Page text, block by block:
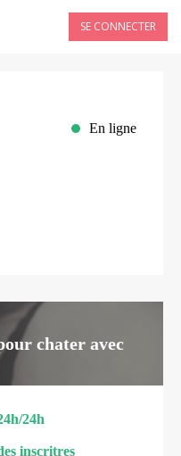
SE CONNECTER
En ligne
chater avec
24h
inscritres